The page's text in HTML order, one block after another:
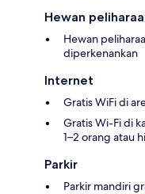
Hewan
Hewan
diperkenankan
Internet
Gratis WiFi di
Gratis Wi-Fi di
1–2 orang atau
Parkir
Parkir mandiri